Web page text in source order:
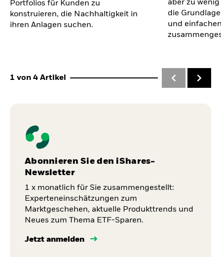
Portfolios für Kunden zu
konstruieren, die Nachhaltigkeit in
ihren Anlagen suchen.
aber zu
die
und
1 von 4 Artikel
Abonnieren Sie den iShares-
Newsletter
1 x monatlich für Sie zusammengestellt:
Experteneinschätzungen zum
Marktgeschehen, aktuelle Produkttrends und
Neues zum Thema ETF-Sparen.
Jetzt anmelden